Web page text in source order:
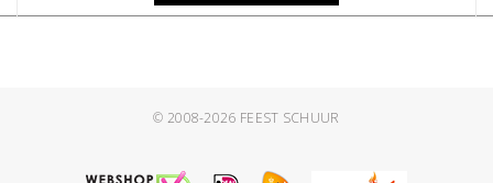
© 2008-2026 FEEST SCHUUR